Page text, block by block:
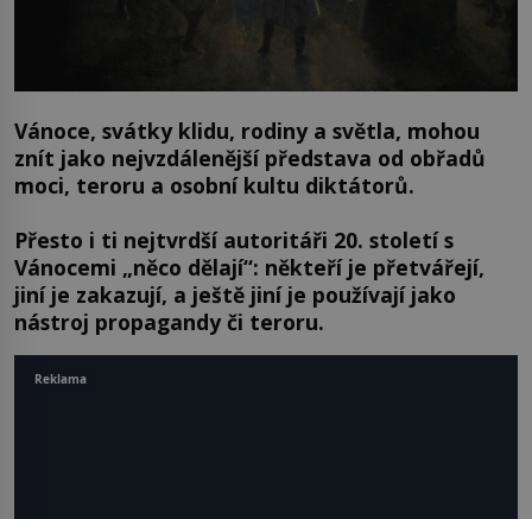
Vánoce, svátky klidu, rodiny a světla, mohou
znít jako nejvzdálenější představa od obřadů
moci, teroru a osobní kultu diktátorů.
Přesto i ti nejtvrdší autoritáři 20. století s
Vánocemi „něco dělají“: někteří je přetvářejí,
jiní je zakazují, a ještě jiní je používají jako
nástroj propagandy či teroru.
Reklama